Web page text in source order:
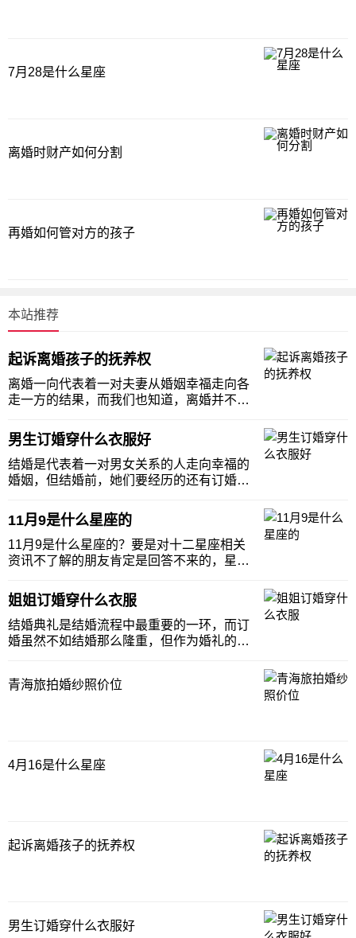
7月28是什么星座
离婚时财产如何分割
再婚如何管对方的孩子
本站推荐
起诉离婚孩子的抚养权
离婚一向代表着一对夫妻从婚姻幸福走向各
走一方的结果，而我们也知道，离婚并不是
系列审核最终的判定才是离婚的结果，可是
最让夫妻头痛的不是离婚的问题，而是起诉
离婚孩子的抚养权，他们不知道要怎么去
弄，今天小编就
男生订婚穿什么衣服好
结婚是代表着一对男女关系的人走向幸福的
婚姻，但结婚前，她们要经历的还有订婚，
的衣服怎么选择，但这个其实网上很多，主
要是男性，就会相对比较小，为了给男同胞
们带来福音，今天，小编就来讲讲男生订婚
穿什么衣服好
11月9是什么星座的
11月9是什么星座的？要是对十二星座相关
资讯不了解的朋友肯定是回答不来的，星座
样，对于一些懂风水习俗的人，这些内容都
是不可放过的！的确，星座很多时候被用来
看运势、看性格，所以说不了解下自己的星
座或者对比下
姐姐订婚穿什么衣服
结婚典礼是结婚流程中最重要的一环，而订
婚虽然不如结婚那么隆重，但作为婚礼的前
的朋友，而其他的关系一般或是不常联系的
青海旅拍婚纱照价位
4月16是什么星座
起诉离婚孩子的抚养权
男生订婚穿什么衣服好